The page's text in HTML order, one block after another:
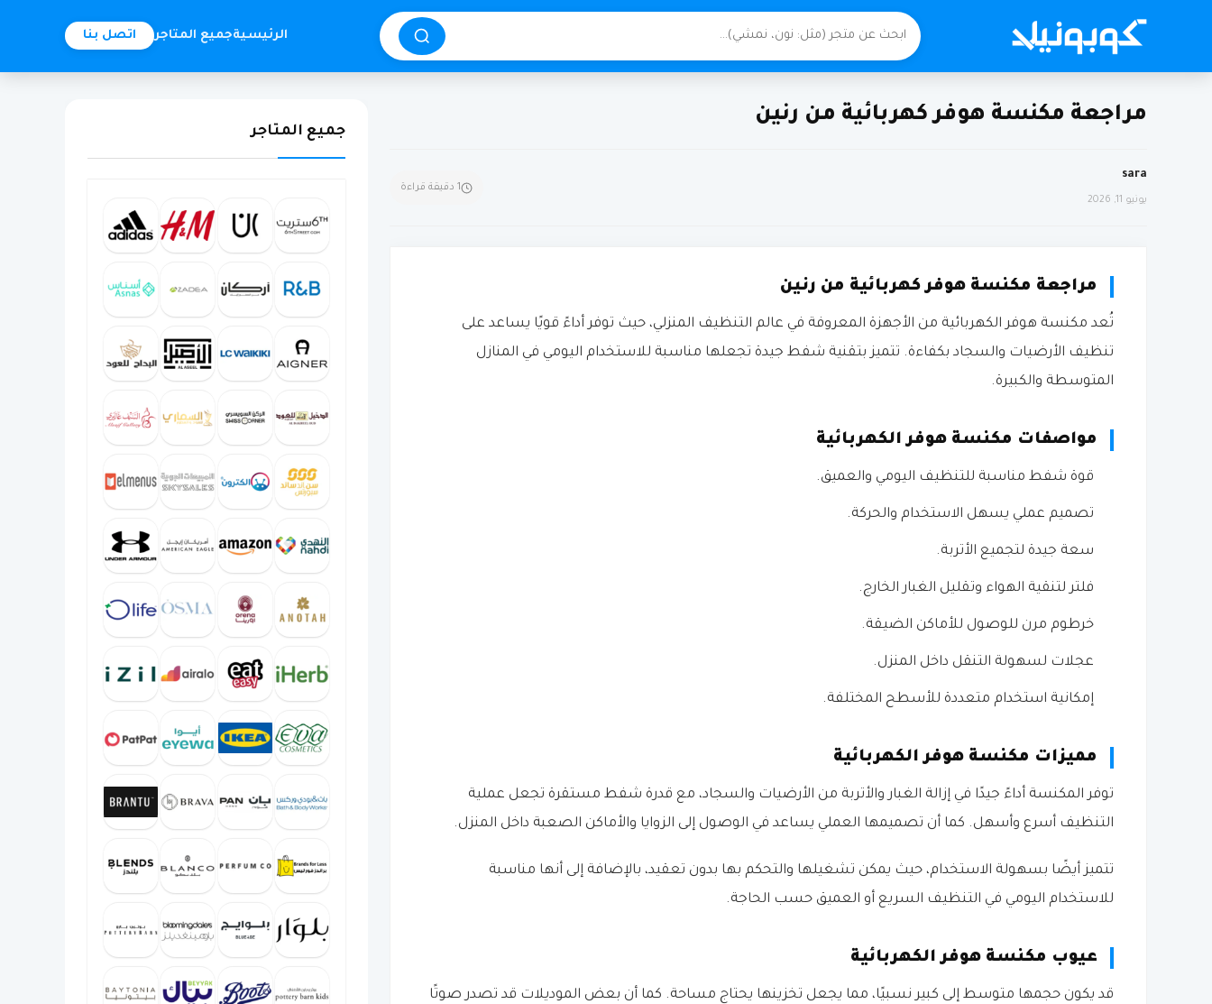
الرئيسيةجميع المتاجر اتصل بنا
مراجعة مكنسة هوفر كهربائية من رنين
sara
يونيو 11, 2026
1 دقيقة قراءة
مراجعة مكنسة هوفر كهربائية من رنين
تُعد مكنسة هوفر الكهربائية من الأجهزة المعروفة في عالم التنظيف المنزلي، حيث توفر أداءً قويًا يساعد على
تنظيف الأرضيات والسجاد بكفاءة. تتميز بتقنية شفط جيدة تجعلها مناسبة للاستخدام اليومي في المنازل
المتوسطة والكبيرة.
مواصفات مكنسة هوفر الكهربائية
قوة شفط مناسبة للتنظيف اليومي والعميق.
تصميم عملي يسهل الاستخدام والحركة.
سعة جيدة لتجميع الأتربة.
فلتر لتنقية الهواء وتقليل الغبار الخارج.
خرطوم مرن للوصول للأماكن الضيقة.
عجلات لسهولة التنقل داخل المنزل.
إمكانية استخدام متعددة للأسطح المختلفة.
مميزات مكنسة هوفر الكهربائية
توفر المكنسة أداءً جيدًا في إزالة الغبار والأتربة من الأرضيات والسجاد، مع قدرة شفط مستقرة تجعل عملية
التنظيف أسرع وأسهل. كما أن تصميمها العملي يساعد في الوصول إلى الزوايا والأماكن الصعبة داخل المنزل.
تتميز أيضًا بسهولة الاستخدام، حيث يمكن تشغيلها والتحكم بها بدون تعقيد، بالإضافة إلى أنها مناسبة
للاستخدام اليومي في التنظيف السريع أو العميق حسب الحاجة.
عيوب مكنسة هوفر الكهربائية
قد يكون حجمها متوسط إلى كبير نسبيًا، مما يجعل تخزينها يحتاج مساحة. كما أن بعض الموديلات قد تصدر صوتًا